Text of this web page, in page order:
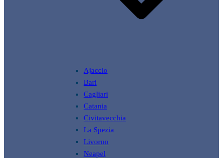
Ajaccio
Bari
Cagliari
Catania
Civitavecchia
La Spezia
Livorno
Neapel